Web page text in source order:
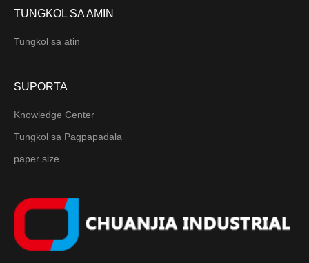
TUNGKOL SA AMIN
Tungkol sa atin
SUPORTA
Knowledge Center
Tungkol sa Pagpapadala
paper size